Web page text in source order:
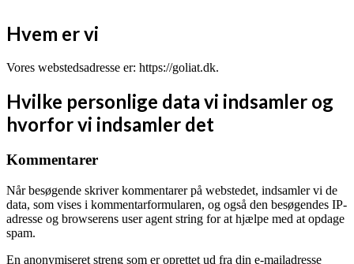
Hvem er vi
Vores webstedsadresse er: https://goliat.dk.
Hvilke personlige data vi indsamler og
hvorfor vi indsamler det
Kommentarer
Når besøgende skriver kommentarer på webstedet, indsamler vi de
data, som vises i kommentarformularen, og også den besøgendes IP-
adresse og browserens user agent string for at hjælpe med at opdage
spam.
En anonymiseret streng som er oprettet ud fra din e-mailadresse